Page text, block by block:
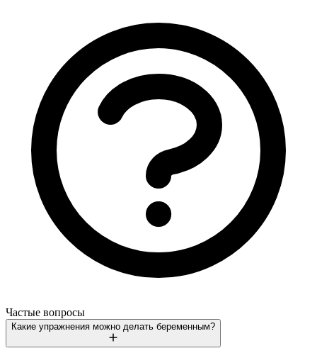
Частые вопросы
Какие упражнения можно делать беременным?